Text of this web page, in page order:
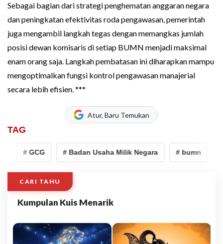
Sebagai bagian dari strategi penghematan anggaran negara
dan peningkatan efektivitas roda pengawasan, pemerintah
juga mengambil langkah tegas dengan memangkas jumlah
posisi dewan komisaris di setiap BUMN menjadi maksimal
enam orang saja. Langkah pembatasan ini diharapkan mampu
mengoptimalkan fungsi kontrol pengawasan manajerial
secara lebih efisien. ***
Atur, Baru Temukan
TAG
# GCG # Badan Usaha Milik Negara # bumn
CARI TAHU
Kumpulan Kuis Menarik